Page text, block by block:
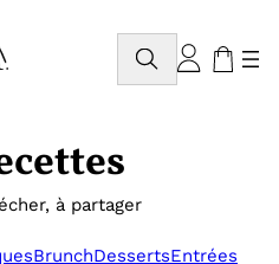
Rechercher
à partager
BrunchDessertsEntrées